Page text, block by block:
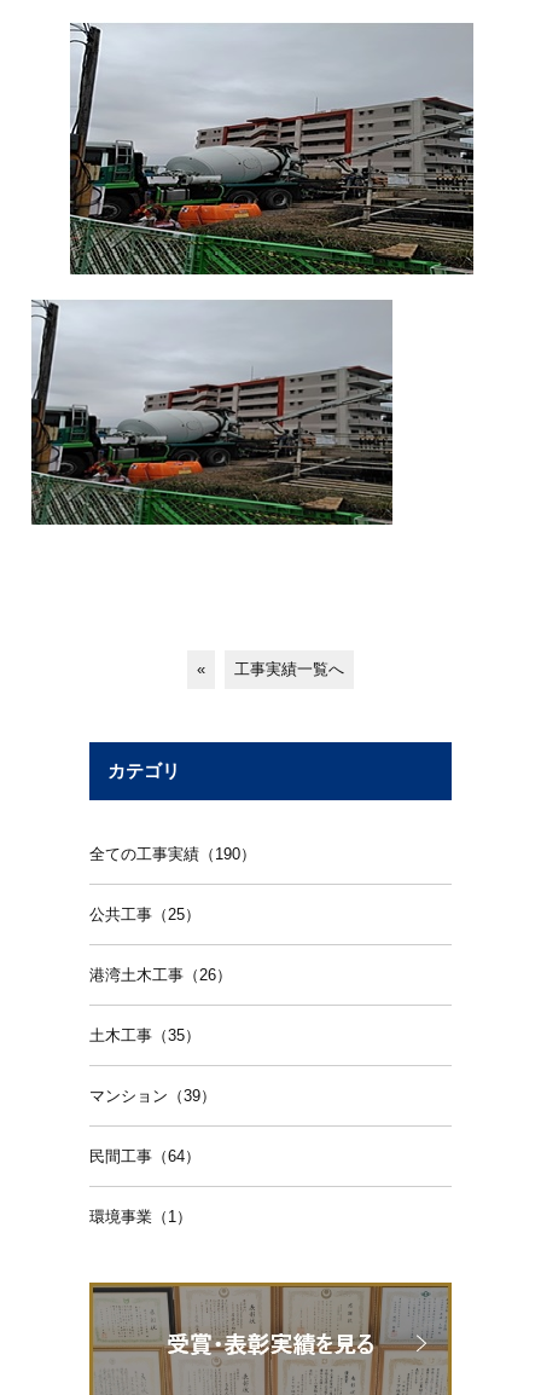
« 工事実績一覧へ
カテゴリ
全ての工事実績（190）
公共工事（25）
港湾土木工事（26）
土木工事（35）
マンション（39）
民間工事（64）
環境事業（1）